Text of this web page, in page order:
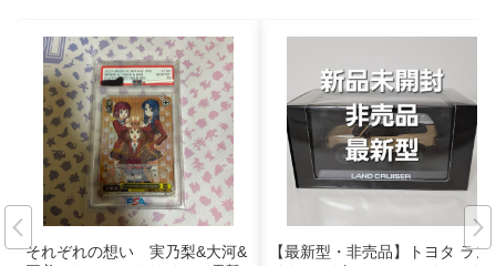
それぞれの想い 実乃梨&大河&
【最新型・非売品】トヨタ ラン